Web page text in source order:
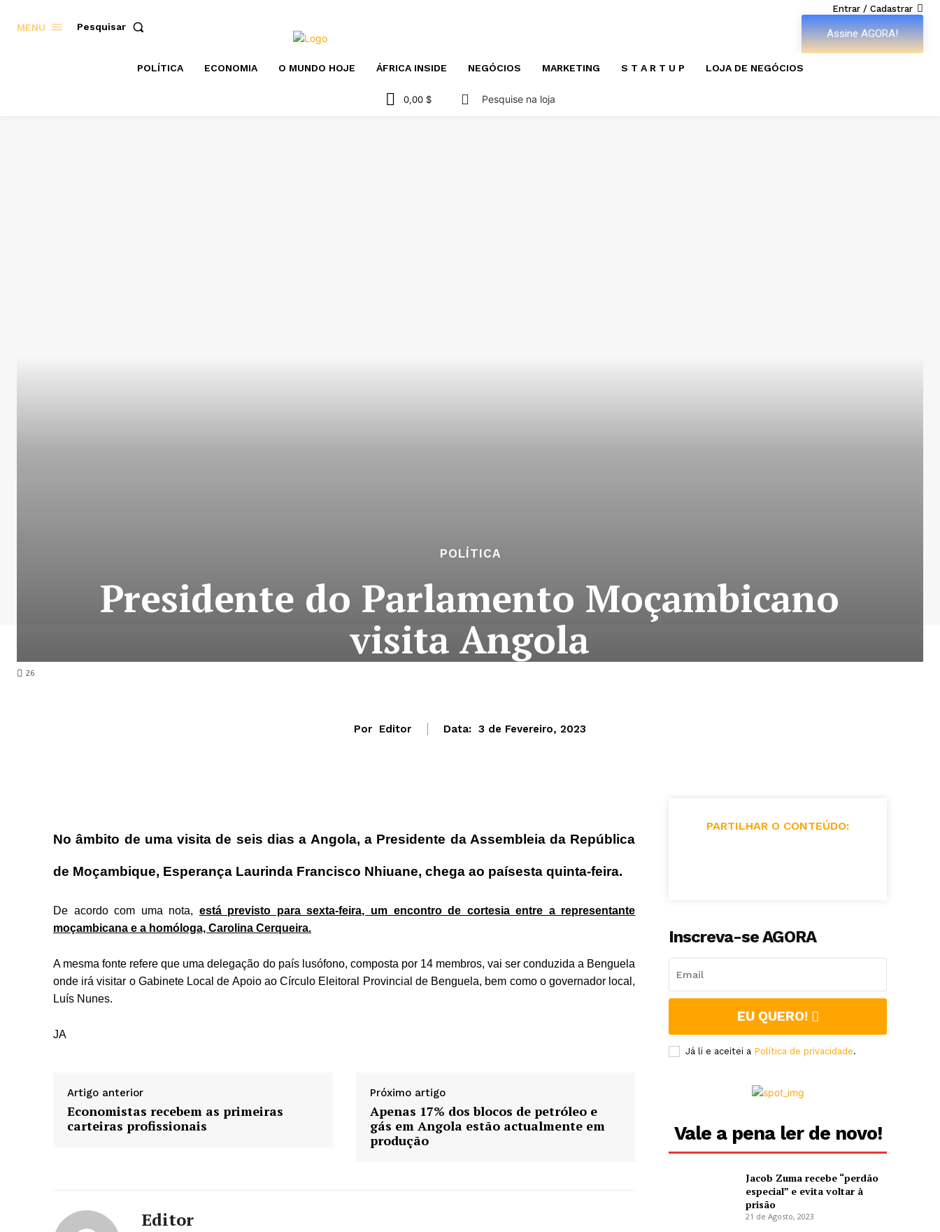
MENU Pesquisar
Entrar / Cadastrar
Assine AGORA!
POLÍTICA ECONOMIA O MUNDO HOJE ÁFRICA INSIDE NEGÓCIOS MARKETING S T A R T U P LOJA DE NEGÓCIOS
0,00 $ Pesquise na loja
26
POLÍTICA
Presidente do Parlamento Moçambicano
visita Angola
Por Editor Data: 3 de Fevereiro, 2023
No âmbito de uma visita de seis dias a Angola, a Presidente da Assembleia da República
de Moçambique, Esperança Laurinda Francisco Nhiuane, chega ao paísesta quinta-feira.
De acordo com uma nota, está previsto para sexta-feira, um encontro de cortesia entre a representante
moçambicana e a homóloga, Carolina Cerqueira.
A mesma fonte refere que uma delegação do país lusófono, composta por 14 membros, vai ser conduzida a Benguela
onde irá visitar o Gabinete Local de Apoio ao Círculo Eleitoral Provincial de Benguela, bem como o governador local,
Luís Nunes.
JA
Artigo anterior
Economistas recebem as primeiras
carteiras profissionais
Próximo artigo
Apenas 17% dos blocos de petróleo e
gás em Angola estão actualmente em
produção
Editor
PARTILHAR O CONTEÚDO:
Inscreva-se AGORA
EU QUERO!
Já li e aceitei a Política de privacidade.
Vale a pena ler de novo!
Jacob Zuma recebe “perdão
especial” e evita voltar à
prisão
21 de Agosto, 2023